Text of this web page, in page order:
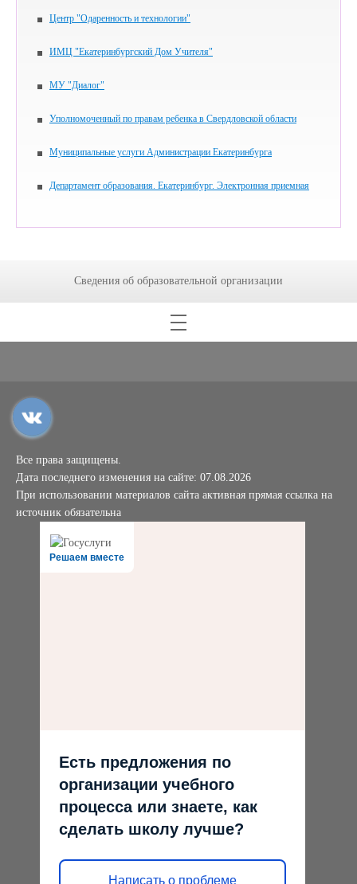
Центр "Одаренность и технологии"
ИМЦ "Екатеринбургский Дом Учителя"
МУ "Диалог"
Уполномоченный по правам ребенка в Свердловской области
Муниципальные услуги Администрации Екатеринбурга
Департамент образования. Екатеринбург. Электронная приемная
Сведения об образовательной организации
Все права защищены.
Дата последнего изменения на сайте: 07.08.2026
При использовании материалов сайта активная прямая ссылка на
источник обязательна
Решаем вместе
Есть предложения по
организации учебного
процесса или знаете, как
сделать школу лучше?
Написать о проблеме